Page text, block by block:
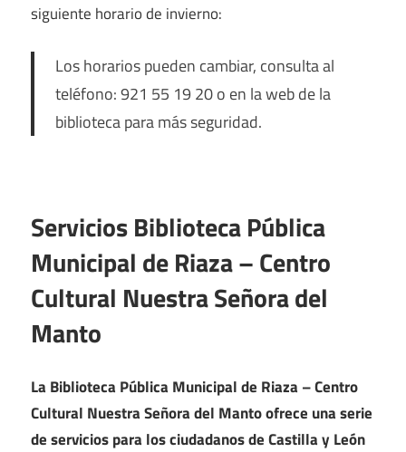
siguiente horario de invierno:
Los horarios pueden cambiar, consulta al
teléfono: 921 55 19 20 o en la web de la
biblioteca para más seguridad.
Servicios Biblioteca Pública
Municipal de Riaza – Centro
Cultural Nuestra Señora del
Manto
La Biblioteca Pública Municipal de Riaza – Centro
Cultural Nuestra Señora del Manto ofrece una serie
de servicios para los ciudadanos de Castilla y León